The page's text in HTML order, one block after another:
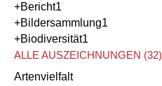
+Bericht1
+Bildersammlung1
+Biodiversität1
ALLE AUSZEICHNUNGEN (32)
Artenvielfalt